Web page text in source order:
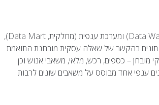
מחסן הנתונים מורכב בעצם משתי שכבות: מערכת רב-ענפית (ארגונית, Data Warehouse) ומערכת ענפית (מחלקית, Data Mart),
בהקשר של שאלה עסקית מובחנת התואמת
– כספים, רכש, מלאי, משאבי אנוש וכן
ענפי אחד מבוסס על משאבים שונים לרבות